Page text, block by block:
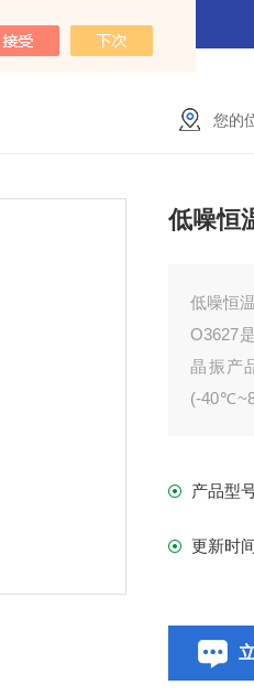
赛
您的
低噪恒
低噪恒
O3627
晶振产
(-
产品型
更新时